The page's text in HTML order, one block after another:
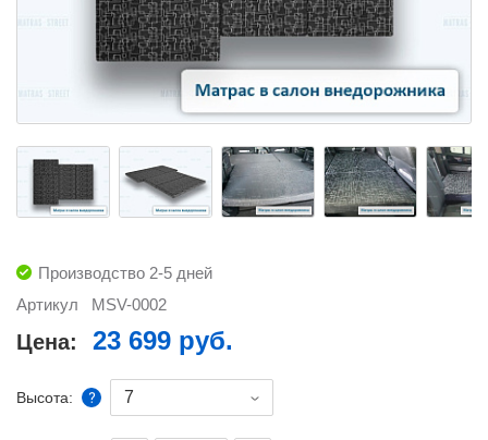
Артикул MSV-0002
Производство 2-5 дней
Цена: 23 699 руб.
Высота: 7